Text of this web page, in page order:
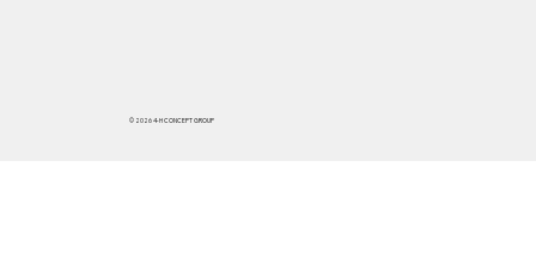
© 2026 4-H CONCEPT GROUP